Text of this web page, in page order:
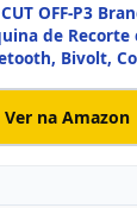
OFF-P3
de Recorte
Bivolt,
Ver na Amazon